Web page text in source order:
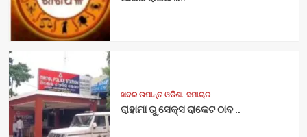
ଖବର ଉପାନ୍ତ ଓଡିଶା ସମାଚାର
ରାହାମା ରୁ ସେକ୍ସ ରାକେଟ ଠାବ ..